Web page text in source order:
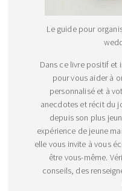
Le guide pour
Dans ce livre positif et
pour vous aider à
personnalisé et à
anecdotes et récit du
depuis son plus
expérience de jeune
elle vous invite à vous
être vous-même.
conseils, des